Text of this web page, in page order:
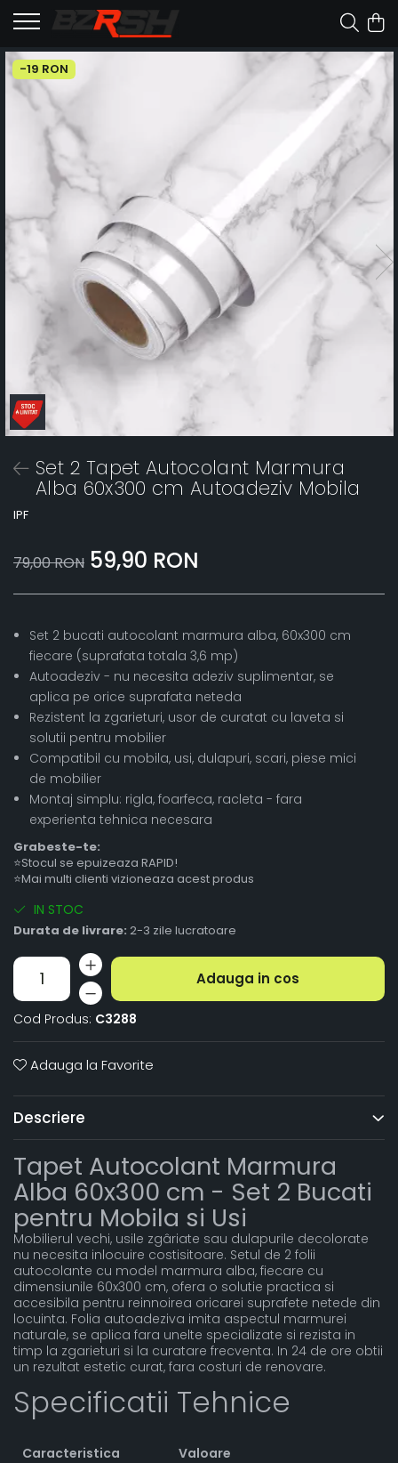
-19 RON
Set 2 Tapet Autocolant Marmura
Alba 60x300 cm Autoadeziv Mobila
IPF
79,00 RON 59,90 RON
Set 2 bucati autocolant marmura alba, 60x300 cm
fiecare (suprafata totala 3,6 mp)
Autoadeziv - nu necesita adeziv suplimentar, se
aplica pe orice suprafata neteda
Rezistent la zgarieturi, usor de curatat cu laveta si
solutii pentru mobilier
Compatibil cu mobila, usi, dulapuri, scari, piese mici
de mobilier
Montaj simplu: rigla, foarfeca, racleta - fara
experienta tehnica necesara
Grabeste-te:
⭐Stocul se epuizeaza RAPID!
⭐Mai multi clienti vizioneaza acest produs
IN STOC
Durata de livrare: 2-3 zile lucratoare
Adauga in cos
Cod Produs: C3288
Adauga la Favorite
Descriere
Tapet Autocolant Marmura
Alba 60x300 cm - Set 2 Bucati
pentru Mobila si Usi
Mobilierul vechi, usile zgâriate sau dulapurile decolorate
nu necesita inlocuire costisitoare. Setul de 2 folii
autocolante cu model marmura alba, fiecare cu
dimensiunile 60x300 cm, ofera o solutie practica si
accesibila pentru reinnoirea oricarei suprafete netede din
locuinta. Folia autoadeziva imita aspectul marmurei
naturale, se aplica fara unelte specializate si rezista in
timp la zgarieturi si la curatare frecventa. In 24 de ore obtii
un rezultat estetic curat, fara costuri de renovare.
Specificatii Tehnice
Caracteristica
Valoare